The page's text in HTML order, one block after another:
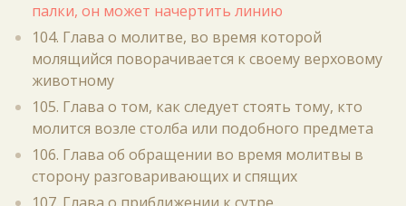
палки, он может начертить линию
104. Глава о молитве, во время которой
молящийся поворачивается к своему верховому
животному
105. Глава о том, как следует стоять тому, кто
молится возле столба или подобного предмета
106. Глава об обращении во время молитвы в
сторону разговаривающих и спящих